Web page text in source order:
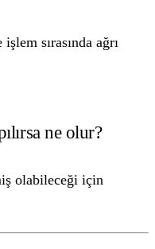
sırasında ağrı
ne olur?
olabileceği için